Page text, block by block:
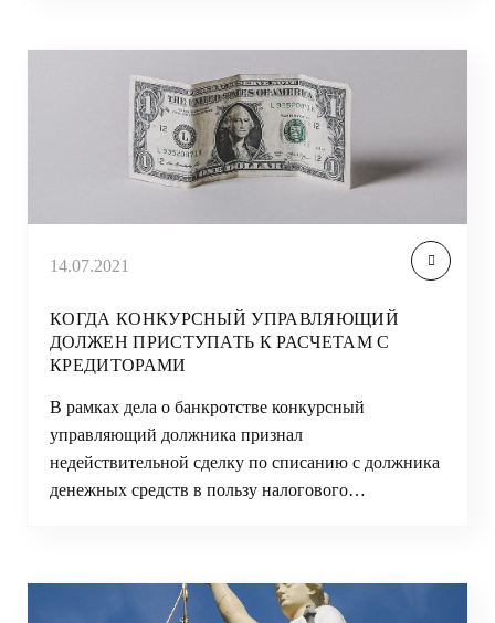
14.07.2021
КОГДА КОНКУРСНЫЙ УПРАВЛЯЮЩИЙ
ДОЛЖЕН ПРИСТУПАТЬ К РАСЧЕТАМ С
КРЕДИТОРАМИ
В рамках дела о банкротстве конкурсный
управляющий должника признал
недействительной сделку по списанию с должника
денежных средств в пользу налогового…